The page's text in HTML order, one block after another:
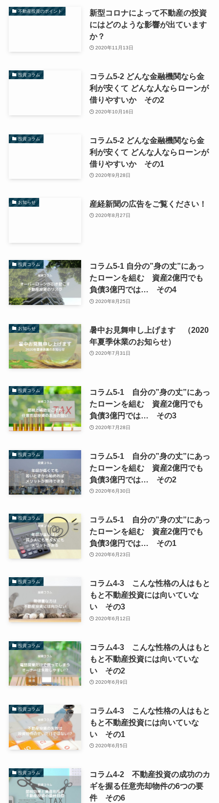
不動産投資のポイント
新型コロナによって不動産の投資
にはどのような影響が出ています
か？
2020年11月13日
投資コラム
コラム5-2 どんな金融機関なら金
利が安くて どんな人ならローンが
借りやすいか その2
2020年10月16日
投資コラム
コラム5-2 どんな金融機関なら金
利が安くて どんな人ならローンが
借りやすいか その1
2020年9月28日
お知らせ 産経新聞の広告をご覧ください！
2020年8月27日
投資コラム
コラム5-1 自分の”身の丈”にあっ
たローンを組む 資産2億円でも
負債3億円では… その4
2020年8月25日
お知らせ
暑中お見舞申し上げます （2020
年夏季休業のお知らせ）
2020年7月31日
投資コラム
コラム5-1 自分の”身の丈”にあっ
たローンを組む 資産2億円でも
負債3億円では… その3
2020年7月28日
投資コラム
コラム5-1 自分の”身の丈”にあっ
たローンを組む 資産2億円でも
負債3億円では… その2
2020年6月30日
投資コラム
コラム5-1 自分の”身の丈”にあっ
たローンを組む 資産2億円でも
負債3億円では… その1
2020年6月23日
投資コラム
コラム4-3 こんな性格の人はもと
もと不動産投資には向いていな
い その3
2020年6月12日
投資コラム
コラム4-3 こんな性格の人はもと
もと不動産投資には向いていな
い その2
2020年6月9日
投資コラム
コラム4-3 こんな性格の人はもと
もと不動産投資には向いていな
い その1
2020年6月5日
投資コラム
コラム4-2 不動産投資の成功のカ
ギを握る任意売却物件の6つの要
件 その6